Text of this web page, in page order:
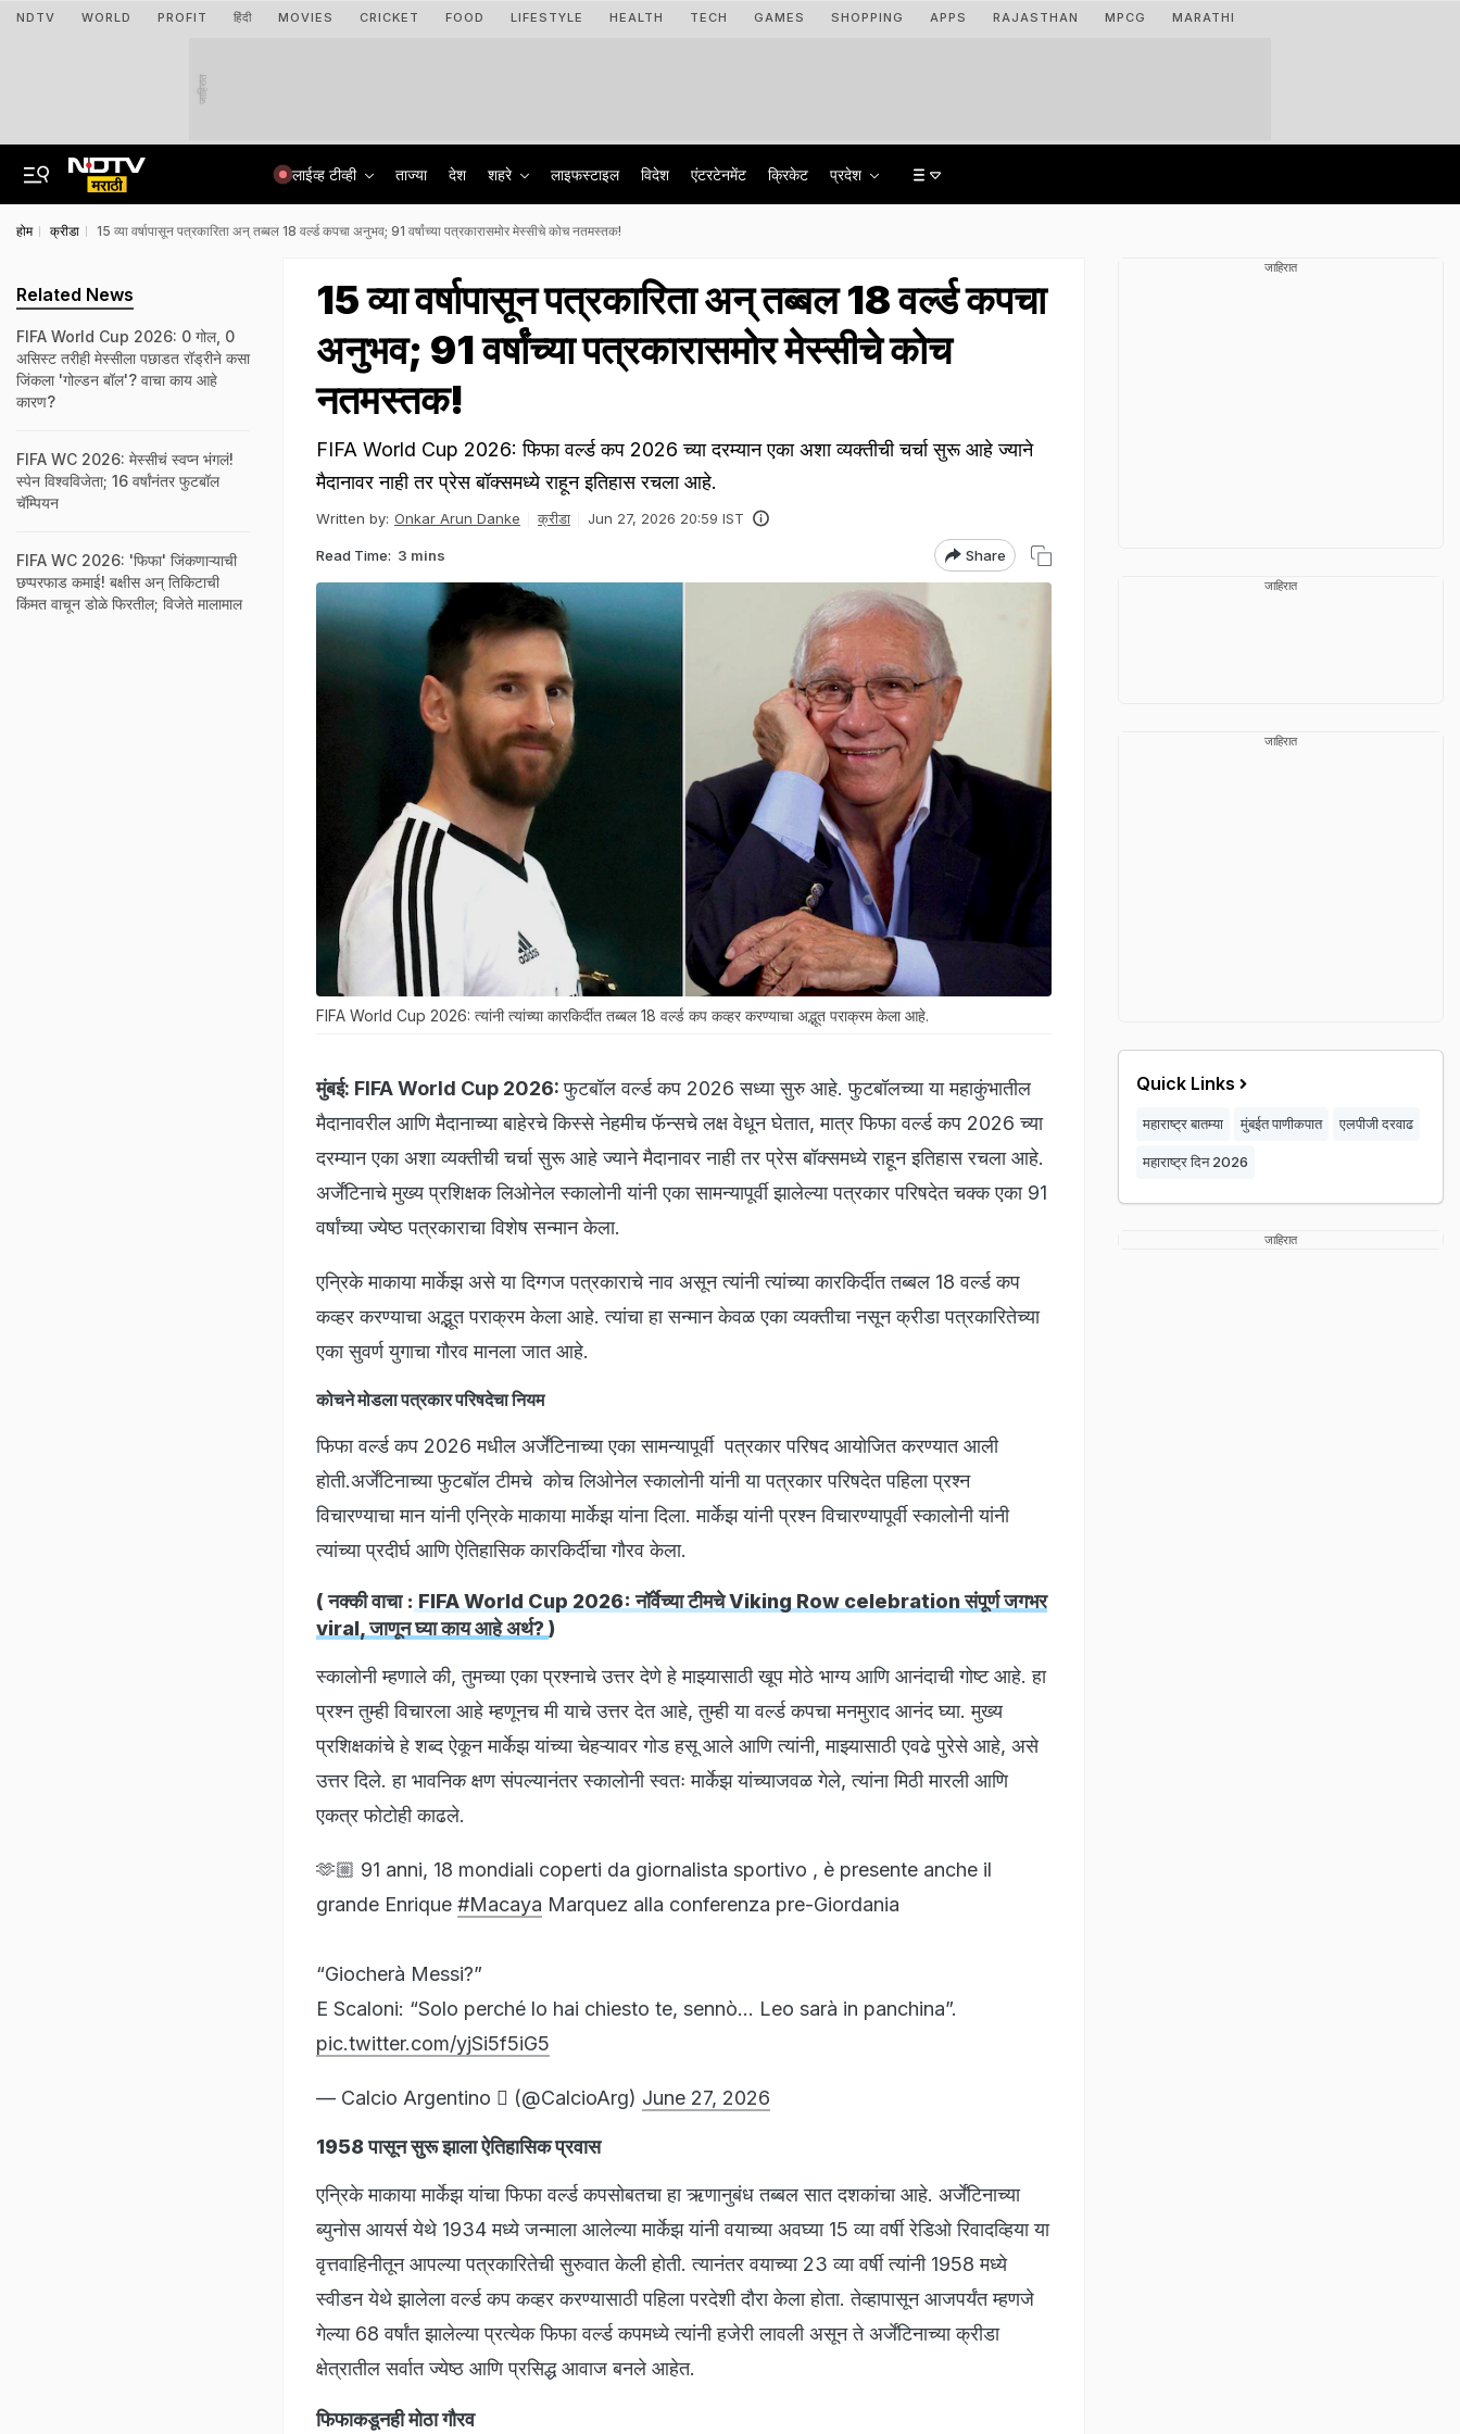
NDTV WORLD PROFIT हिंदी MOVIES CRICKET FOOD LIFESTYLE HEALTH TECH GAMES SHOPPING APPS RAJASTHAN MPCG MARATHI
जाहिरात
लाईव्ह टीव्ही ताज्या देश शहरे लाइफस्टाइल विदेश एंटरटेनमेंट क्रिकेट प्रदेश
होम क्रीडा 15 व्या वर्षापासून पत्रकारिता अन् तब्बल 18 वर्ल्ड कपचा अनुभव; 91 वर्षांच्या पत्रकारासमोर मेस्सीचे कोच नतमस्तक!
15 व्या वर्षापासून पत्रकारिता अन् तब्बल 18 वर्ल्ड कपचा
अनुभव; 91 वर्षांच्या पत्रकारासमोर मेस्सीचे कोच
नतमस्तक!
FIFA World Cup 2026: फिफा वर्ल्ड कप 2026 च्या दरम्यान एका अशा व्यक्तीची चर्चा सुरू आहे ज्याने
मैदानावर नाही तर प्रेस बॉक्समध्ये राहून इतिहास रचला आहे.
Written by: Onkar Arun Danke क्रीडा Jun 27, 2026 20:59 IST
Read Time: 3 mins Share
FIFA World Cup 2026: त्यांनी त्यांच्या कारकिर्दीत तब्बल 18 वर्ल्ड कप कव्हर करण्याचा अद्भूत पराक्रम केला आहे.
मुंबई: FIFA World Cup 2026:फुटबॉल वर्ल्ड कप 2026 सध्या सुरु आहे. फुटबॉलच्या या महाकुंभातील
मैदानावरील आणि मैदानाच्या बाहेरचे किस्से नेहमीच फॅन्सचे लक्ष वेधून घेतात, मात्र फिफा वर्ल्ड कप 2026 च्या
दरम्यान एका अशा व्यक्तीची चर्चा सुरू आहे ज्याने मैदानावर नाही तर प्रेस बॉक्समध्ये राहून इतिहास रचला आहे.
अर्जेंटिनाचे मुख्य प्रशिक्षक लिओनेल स्कालोनी यांनी एका सामन्यापूर्वी झालेल्या पत्रकार परिषदेत चक्क एका 91
वर्षांच्या ज्येष्ठ पत्रकाराचा विशेष सन्मान केला.
एन्रिके माकाया मार्केझ असे या दिग्गज पत्रकाराचे नाव असून त्यांनी त्यांच्या कारकिर्दीत तब्बल 18 वर्ल्ड कप
कव्हर करण्याचा अद्भूत पराक्रम केला आहे. त्यांचा हा सन्मान केवळ एका व्यक्तीचा नसून क्रीडा पत्रकारितेच्या
एका सुवर्ण युगाचा गौरव मानला जात आहे.
कोचने मोडला पत्रकार परिषदेचा नियम
फिफा वर्ल्ड कप 2026 मधील अर्जेंटिनाच्या एका सामन्यापूर्वी पत्रकार परिषद आयोजित करण्यात आली
होती.अर्जेंटिनाच्या फुटबॉल टीमचे कोच लिओनेल स्कालोनी यांनी या पत्रकार परिषदेत पहिला प्रश्न
विचारण्याचा मान यांनी एन्रिके माकाया मार्केझ यांना दिला. मार्केझ यांनी प्रश्न विचारण्यापूर्वी स्कालोनी यांनी
त्यांच्या प्रदीर्घ आणि ऐतिहासिक कारकिर्दीचा गौरव केला.
( नक्की वाचा : FIFA World Cup 2026: नॉर्वेच्या टीमचे Viking Row celebration संपूर्ण जगभर
viral, जाणून घ्या काय आहे अर्थ? )
स्कालोनी म्हणाले की, तुमच्या एका प्रश्नाचे उत्तर देणे हे माझ्यासाठी खूप मोठे भाग्य आणि आनंदाची गोष्ट आहे. हा
प्रश्न तुम्ही विचारला आहे म्हणूनच मी याचे उत्तर देत आहे, तुम्ही या वर्ल्ड कपचा मनमुराद आनंद घ्या. मुख्य
प्रशिक्षकांचे हे शब्द ऐकून मार्केझ यांच्या चेहऱ्यावर गोड हसू आले आणि त्यांनी, माझ्यासाठी एवढे पुरेसे आहे, असे
उत्तर दिले. हा भावनिक क्षण संपल्यानंतर स्कालोनी स्वतः मार्केझ यांच्याजवळ गेले, त्यांना मिठी मारली आणि
एकत्र फोटोही काढले.
🫶🏼 91 anni, 18 mondiali coperti da giornalista sportivo , è presente anche il
grande Enrique #Macaya Marquez alla conferenza pre-Giordania
“Giocherà Messi?”
E Scaloni: “Solo perché lo hai chiesto te, sennò… Leo sarà in panchina”.
pic.twitter.com/yjSi5f5iG5
— Calcio Argentino  (@CalcioArg) June 27, 2026
1958 पासून सुरू झाला ऐतिहासिक प्रवास
एन्रिके माकाया मार्केझ यांचा फिफा वर्ल्ड कपसोबतचा हा ऋणानुबंध तब्बल सात दशकांचा आहे. अर्जेंटिनाच्या
ब्युनोस आयर्स येथे 1934 मध्ये जन्माला आलेल्या मार्केझ यांनी वयाच्या अवघ्या 15 व्या वर्षी रेडिओ रिवादव्हिया या
वृत्तवाहिनीतून आपल्या पत्रकारितेची सुरुवात केली होती. त्यानंतर वयाच्या 23 व्या वर्षी त्यांनी 1958 मध्ये
स्वीडन येथे झालेला वर्ल्ड कप कव्हर करण्यासाठी पहिला परदेशी दौरा केला होता. तेव्हापासून आजपर्यंत म्हणजे
गेल्या 68 वर्षांत झालेल्या प्रत्येक फिफा वर्ल्ड कपमध्ये त्यांनी हजेरी लावली असून ते अर्जेंटिनाच्या क्रीडा
क्षेत्रातील सर्वात ज्येष्ठ आणि प्रसिद्ध आवाज बनले आहेत.
फिफाकडूनही मोठा गौरव
Related News
FIFA World Cup 2026: 0 गोल, 0
असिस्ट तरीही मेस्सीला पछाडत रॉड्रीने कसा
जिंकला 'गोल्डन बॉल'? वाचा काय आहे
कारण?
FIFA WC 2026: मेस्सीचं स्वप्न भंगलं!
स्पेन विश्वविजेता; 16 वर्षांनंतर फुटबॉल
चॅम्पियन
FIFA WC 2026: 'फिफा' जिंकणाऱ्याची
छप्परफाड कमाई! बक्षीस अन् तिकिटाची
किंमत वाचून डोळे फिरतील; विजेते मालामाल
जाहिरात
जाहिरात
जाहिरात
Quick Links
महाराष्ट्र बातम्या मुंबईत पाणीकपात एलपीजी दरवाढ
महाराष्ट्र दिन 2026
जाहिरात